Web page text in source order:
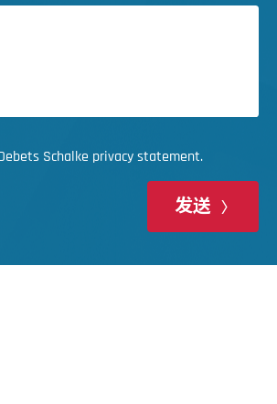
Schalke privacy statement.
发送